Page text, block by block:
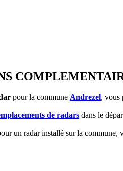
pour la commune Andrezel, vous
de radars dans le
un radar installé sur la